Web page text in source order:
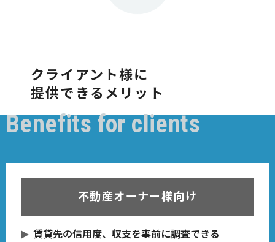
クライアント様に
提供できるメリット
Benefits for clients
不動産オーナー様向け
賃貸先の信用度、収支を事前に調査できる